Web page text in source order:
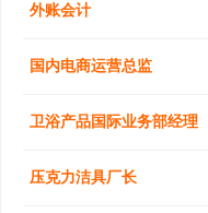
外账会计
国内电商运营总监
卫浴产品国际业务部经理
压克力洁具厂长